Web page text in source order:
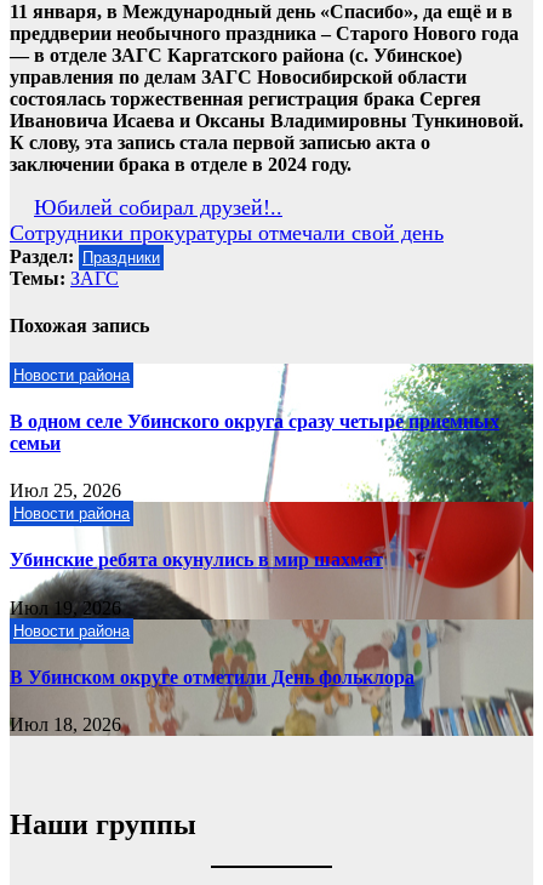
11 января, в Международный день «Спасибо», да ещё и в
преддверии необычного праздника – Старого Нового года
— в отделе ЗАГС Каргатского района (с. Убинское)
управления по делам ЗАГС Новосибирской области
состоялась торжественная регистрация брака Сергея
Ивановича Исаева и Оксаны Владимировны Тункиновой.
К слову, эта запись стала первой записью акта о
заключении брака в отделе в 2024 году.
Навигация
по
записям
Юбилей собирал друзей!..
Сотрудники прокуратуры отмечали свой день
Раздел: Праздники
Темы: ЗАГС
Похожая запись
Новости района
В одном селе Убинского округа сразу четыре приемных
семьи
Июл 25, 2026
Новости района
Убинские ребята окунулись в мир шахмат
Июл 19, 2026
Новости района
В Убинском округе отметили День фольклора
Июл 18, 2026
Наши группы